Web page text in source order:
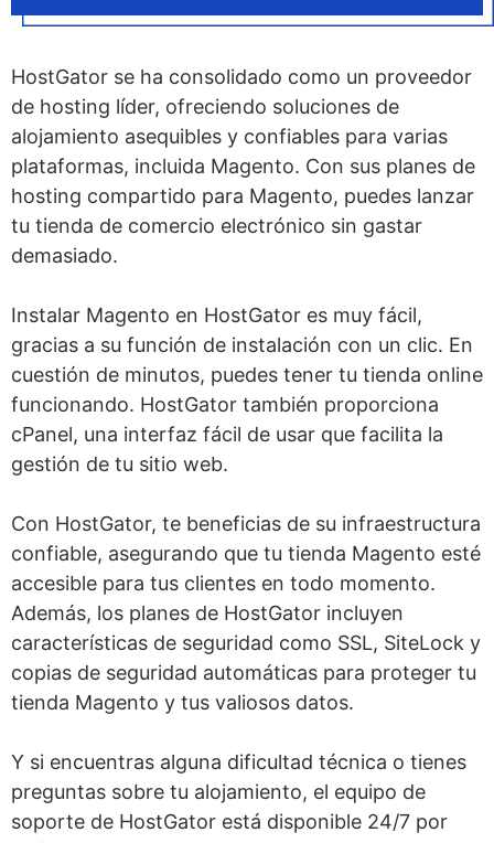
HostGator se ha consolidado como un proveedor
de hosting líder, ofreciendo soluciones de
alojamiento asequibles y confiables para varias
plataformas, incluida Magento. Con sus planes de
hosting compartido para Magento, puedes lanzar
tu tienda de comercio electrónico sin gastar
demasiado.
Instalar Magento en HostGator es muy fácil,
gracias a su función de instalación con un clic. En
cuestión de minutos, puedes tener tu tienda online
funcionando. HostGator también proporciona
cPanel, una interfaz fácil de usar que facilita la
gestión de tu sitio web.
Con HostGator, te beneficias de su infraestructura
confiable, asegurando que tu tienda Magento esté
accesible para tus clientes en todo momento.
Además, los planes de HostGator incluyen
características de seguridad como SSL, SiteLock y
copias de seguridad automáticas para proteger tu
tienda Magento y tus valiosos datos.
Y si encuentras alguna dificultad técnica o tienes
preguntas sobre tu alojamiento, el equipo de
soporte de HostGator está disponible 24/7 por